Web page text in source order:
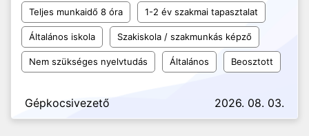
Teljes munkaidő 8 óra 1-2 év szakmai tapasztalat
Általános iskola Szakiskola / szakmunkás képző
Nem szükséges nyelvtudás Általános Beosztott
Gépkocsivezető 2026. 08. 03.